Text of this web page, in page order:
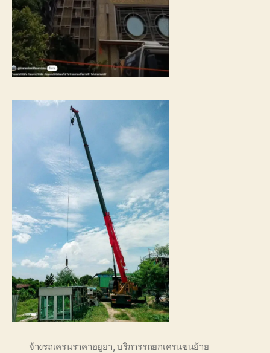
จ้างรถเครนราคาอยูยา ,บริการรถยกเครนขนย้าย